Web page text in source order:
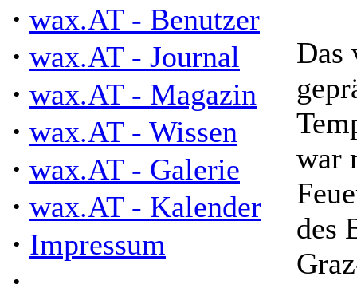
· wax.AT - Benutzer
· wax.AT - Journal
· wax.AT - Magazin
· wax.AT - Wissen
· wax.AT - Galerie
· wax.AT - Kalender
· Impressum
·
Das
war
des